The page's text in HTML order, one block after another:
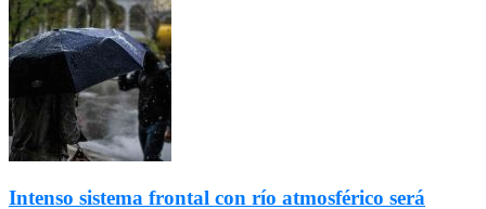
Intenso sistema frontal con río atmosférico será